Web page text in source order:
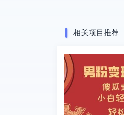
相关项目推荐